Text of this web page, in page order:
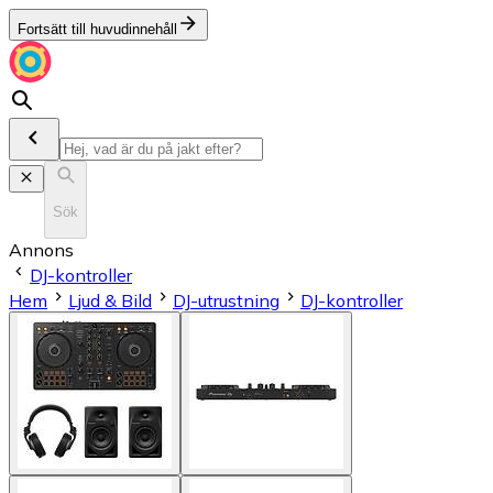
Fortsätt till huvudinnehåll
Sök
Annons
DJ-kontroller
Hem
Ljud & Bild DJ-utrustning DJ-kontroller